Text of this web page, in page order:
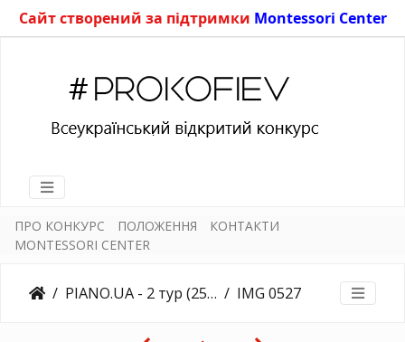
Сайт створений за підтримки Montessori Center
ПРО КОНКУРС ПОЛОЖЕННЯ
КОНТАКТИ
MONTESSORI CENTER
PIANO.UA - 2 тур (25.03.2018) IMG 0527